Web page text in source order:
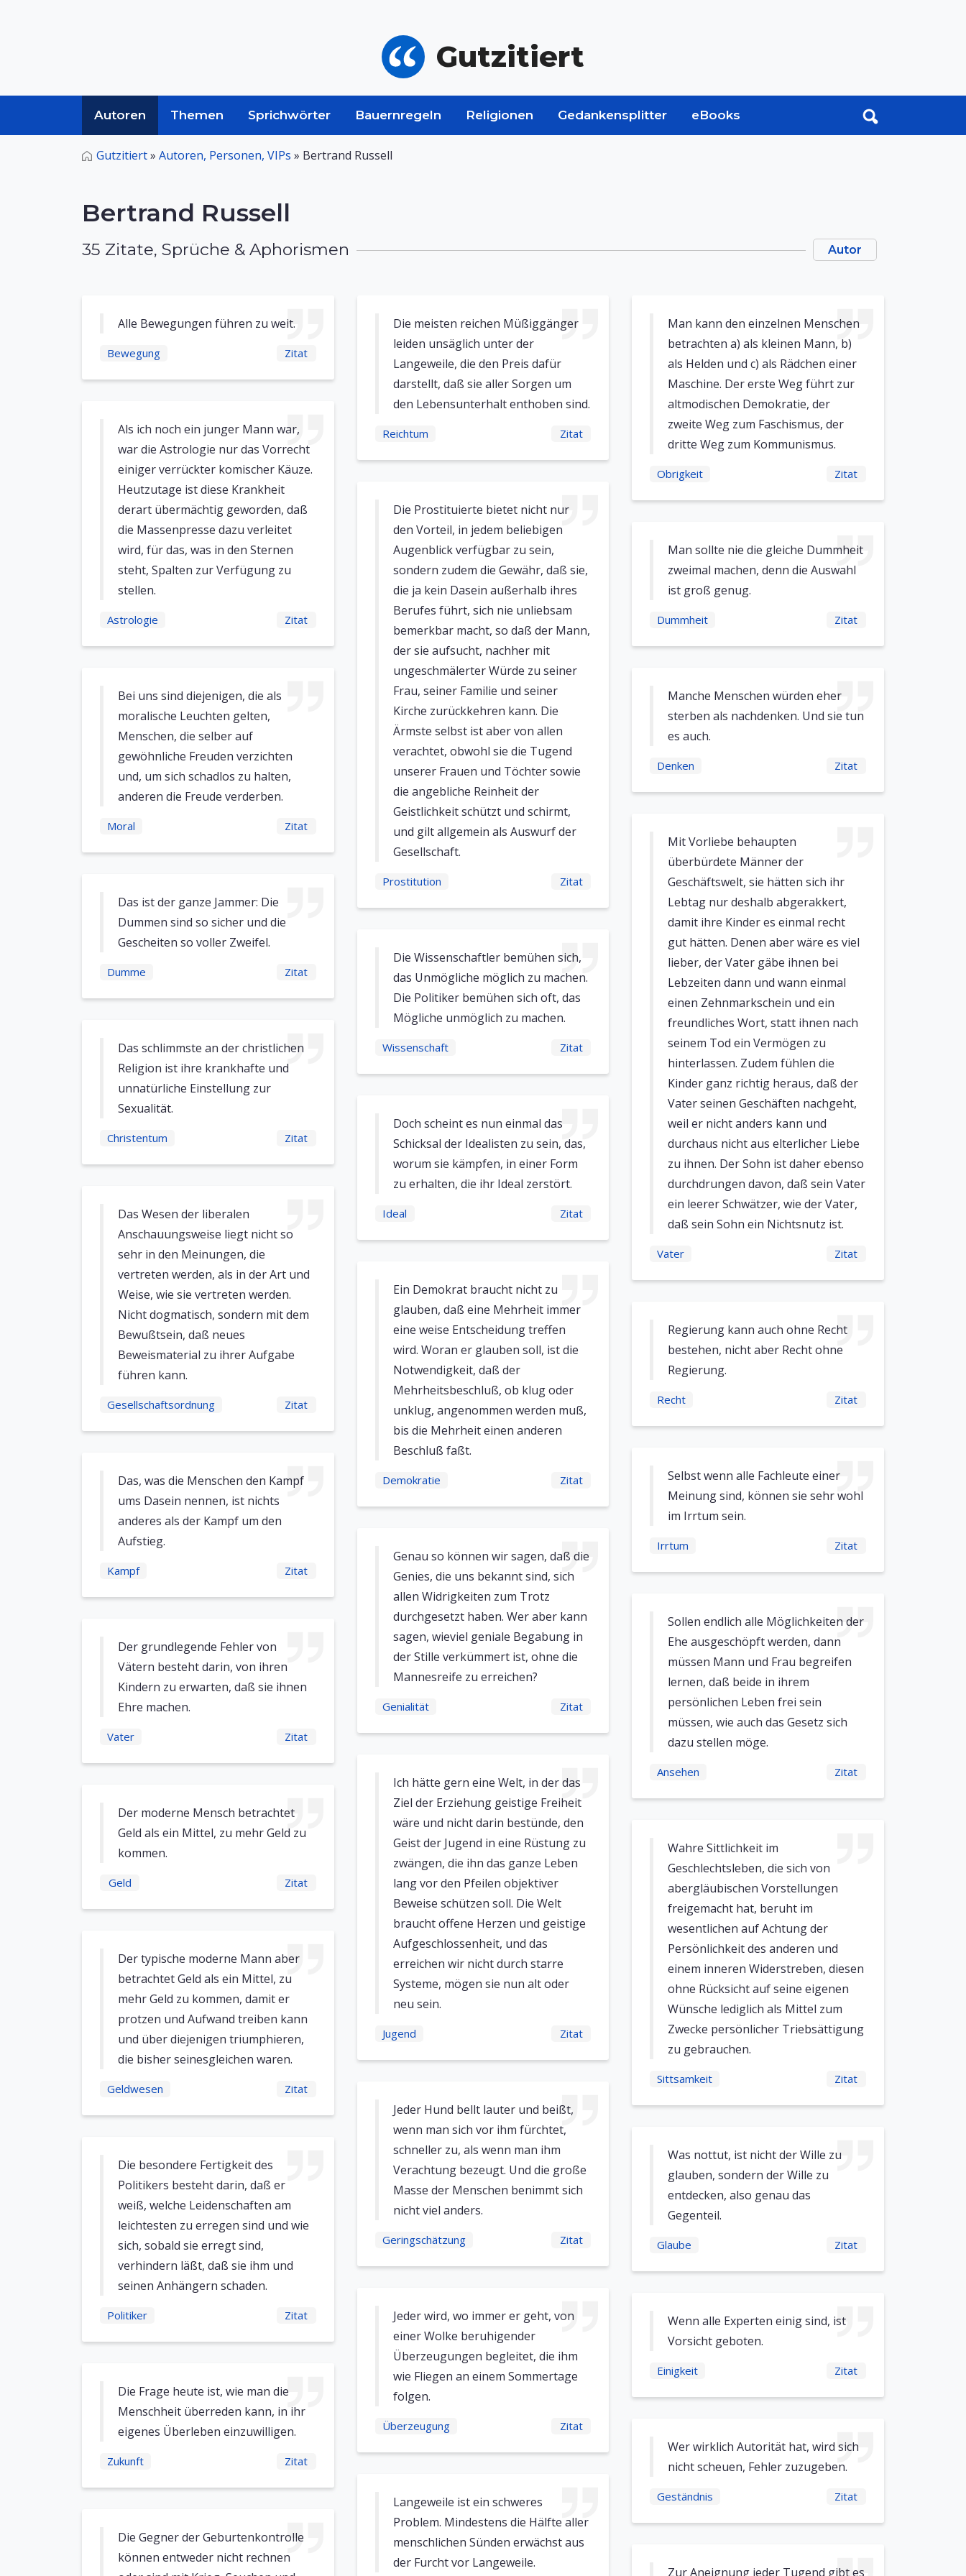
Gutzitiert
Autoren Themen Sprichwörter Bauernregeln Religionen Gedankensplitter eBooks
Gutzitiert» Autoren, Personen, VIPs » Bertrand Russell
Bertrand Russell
35 Zitate, Sprüche & Aphorismen Autor
Alle Bewegungen führen zu weit.
Bewegung Zitat
Als ich noch ein junger Mann war,
war die Astrologie nur das Vorrecht
einiger verrückter komischer Käuze.
Heutzutage ist diese Krankheit
derart übermächtig geworden, daß
die Massenpresse dazu verleitet
wird, für das, was in den Sternen
steht, Spalten zur Verfügung zu
stellen.
Astrologie Zitat
Bei uns sind diejenigen, die als
moralische Leuchten gelten,
Menschen, die selber auf
gewöhnliche Freuden verzichten
und, um sich schadlos zu halten,
anderen die Freude verderben.
Moral Zitat
Das ist der ganze Jammer: Die
Dummen sind so sicher und die
Gescheiten so voller Zweifel.
Dumme Zitat
Das schlimmste an der christlichen
Religion ist ihre krankhafte und
unnatürliche Einstellung zur
Sexualität.
Christentum Zitat
Das Wesen der liberalen
Anschauungsweise liegt nicht so
sehr in den Meinungen, die
vertreten werden, als in der Art und
Weise, wie sie vertreten werden.
Nicht dogmatisch, sondern mit dem
Bewußtsein, daß neues
Beweismaterial zu ihrer Aufgabe
führen kann.
Gesellschaftsordnung Zitat
Das, was die Menschen den Kampf
ums Dasein nennen, ist nichts
anderes als der Kampf um den
Aufstieg.
Kampf Zitat
Der grundlegende Fehler von
Vätern besteht darin, von ihren
Kindern zu erwarten, daß sie ihnen
Ehre machen.
Vater Zitat
Der moderne Mensch betrachtet
Geld als ein Mittel, zu mehr Geld zu
kommen.
Geld Zitat
Der typische moderne Mann aber
betrachtet Geld als ein Mittel, zu
mehr Geld zu kommen, damit er
protzen und Aufwand treiben kann
und über diejenigen triumphieren,
die bisher seinesgleichen waren.
Geldwesen Zitat
Die besondere Fertigkeit des
Politikers besteht darin, daß er
weiß, welche Leidenschaften am
leichtesten zu erregen sind und wie
sich, sobald sie erregt sind,
verhindern läßt, daß sie ihm und
seinen Anhängern schaden.
Politiker Zitat
Die Frage heute ist, wie man die
Menschheit überreden kann, in ihr
eigenes Überleben einzuwilligen.
Zukunft Zitat
Die Gegner der Geburtenkontrolle
können entweder nicht rechnen
Die meisten reichen Müßiggänger
leiden unsäglich unter der
Langeweile, die den Preis dafür
darstellt, daß sie aller Sorgen um
den Lebensunterhalt enthoben sind.
Reichtum Zitat
Die Prostituierte bietet nicht nur
den Vorteil, in jedem beliebigen
Augenblick verfügbar zu sein,
sondern zudem die Gewähr, daß sie,
die ja kein Dasein außerhalb ihres
Berufes führt, sich nie unliebsam
bemerkbar macht, so daß der Mann,
der sie aufsucht, nachher mit
ungeschmälerter Würde zu seiner
Frau, seiner Familie und seiner
Kirche zurückkehren kann. Die
Ärmste selbst ist aber von allen
verachtet, obwohl sie die Tugend
unserer Frauen und Töchter sowie
die angebliche Reinheit der
Geistlichkeit schützt und schirmt,
und gilt allgemein als Auswurf der
Gesellschaft.
Prostitution Zitat
Die Wissenschaftler bemühen sich,
das Unmögliche möglich zu machen.
Die Politiker bemühen sich oft, das
Mögliche unmöglich zu machen.
Wissenschaft Zitat
Doch scheint es nun einmal das
Schicksal der Idealisten zu sein, das,
worum sie kämpfen, in einer Form
zu erhalten, die ihr Ideal zerstört.
Ideal Zitat
Ein Demokrat braucht nicht zu
glauben, daß eine Mehrheit immer
eine weise Entscheidung treffen
wird. Woran er glauben soll, ist die
Notwendigkeit, daß der
Mehrheitsbeschluß, ob klug oder
unklug, angenommen werden muß,
bis die Mehrheit einen anderen
Beschluß faßt.
Demokratie Zitat
Genau so können wir sagen, daß die
Genies, die uns bekannt sind, sich
allen Widrigkeiten zum Trotz
durchgesetzt haben. Wer aber kann
sagen, wieviel geniale Begabung in
der Stille verkümmert ist, ohne die
Mannesreife zu erreichen?
Genialität Zitat
Ich hätte gern eine Welt, in der das
Ziel der Erziehung geistige Freiheit
wäre und nicht darin bestünde, den
Geist der Jugend in eine Rüstung zu
zwängen, die ihn das ganze Leben
lang vor den Pfeilen objektiver
Beweise schützen soll. Die Welt
braucht offene Herzen und geistige
Aufgeschlossenheit, und das
erreichen wir nicht durch starre
Systeme, mögen sie nun alt oder
neu sein.
Jugend Zitat
Jeder Hund bellt lauter und beißt,
wenn man sich vor ihm fürchtet,
schneller zu, als wenn man ihm
Verachtung bezeugt. Und die große
Masse der Menschen benimmt sich
nicht viel anders.
Geringschätzung Zitat
Jeder wird, wo immer er geht, von
einer Wolke beruhigender
Überzeugungen begleitet, die ihm
wie Fliegen an einem Sommertage
folgen.
Überzeugung Zitat
Langeweile ist ein schweres
Problem. Mindestens die Hälfte aller
menschlichen Sünden erwächst aus
der Furcht vor Langeweile.
Man kann den einzelnen Menschen
betrachten a) als kleinen Mann, b)
als Helden und c) als Rädchen einer
Maschine. Der erste Weg führt zur
altmodischen Demokratie, der
zweite Weg zum Faschismus, der
dritte Weg zum Kommunismus.
Obrigkeit Zitat
Man sollte nie die gleiche Dummheit
zweimal machen, denn die Auswahl
ist groß genug.
Dummheit Zitat
Manche Menschen würden eher
sterben als nachdenken. Und sie tun
es auch.
Denken Zitat
Mit Vorliebe behaupten
überbürdete Männer der
Geschäftswelt, sie hätten sich ihr
Lebtag nur deshalb abgerakkert,
damit ihre Kinder es einmal recht
gut hätten. Denen aber wäre es viel
lieber, der Vater gäbe ihnen bei
Lebzeiten dann und wann einmal
einen Zehnmarkschein und ein
freundliches Wort, statt ihnen nach
seinem Tod ein Vermögen zu
hinterlassen. Zudem fühlen die
Kinder ganz richtig heraus, daß der
Vater seinen Geschäften nachgeht,
weil er nicht anders kann und
durchaus nicht aus elterlicher Liebe
zu ihnen. Der Sohn ist daher ebenso
durchdrungen davon, daß sein Vater
ein leerer Schwätzer, wie der Vater,
daß sein Sohn ein Nichtsnutz ist.
Vater Zitat
Regierung kann auch ohne Recht
bestehen, nicht aber Recht ohne
Regierung.
Recht Zitat
Selbst wenn alle Fachleute einer
Meinung sind, können sie sehr wohl
im Irrtum sein.
Irrtum Zitat
Sollen endlich alle Möglichkeiten der
Ehe ausgeschöpft werden, dann
müssen Mann und Frau begreifen
lernen, daß beide in ihrem
persönlichen Leben frei sein
müssen, wie auch das Gesetz sich
dazu stellen möge.
Ansehen Zitat
Wahre Sittlichkeit im
Geschlechtsleben, die sich von
abergläubischen Vorstellungen
freigemacht hat, beruht im
wesentlichen auf Achtung der
Persönlichkeit des anderen und
einem inneren Widerstreben, diesen
ohne Rücksicht auf seine eigenen
Wünsche lediglich als Mittel zum
Zwecke persönlicher Triebsättigung
zu gebrauchen.
Sittsamkeit Zitat
Was nottut, ist nicht der Wille zu
glauben, sondern der Wille zu
entdecken, also genau das
Gegenteil.
Glaube Zitat
Wenn alle Experten einig sind, ist
Vorsicht geboten.
Einigkeit Zitat
Wer wirklich Autorität hat, wird sich
nicht scheuen, Fehler zuzugeben.
Geständnis Zitat
Zur Aneignung jeder Tugend gibt es